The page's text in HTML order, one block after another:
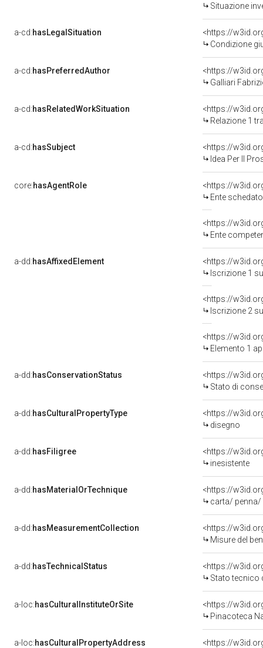
Situazione
a-cd:hasLegalSituation
<https://
Condizione
a-cd:hasPreferredAuthor
<https://
Galliari
a-cd:hasRelatedWorkSituation
Relazione 1
a-cd:hasSubject
<https://
Idea Per Il
core:hasAgentRole
<https://
Ente schedatore del
<https://
Ente competente
a-dd:hasAffixedElement
<https://
Iscrizione 1
<https://
Iscrizione 2
<https://
Elemento 1
a-dd:hasConservationStatus
<https://
Stato di
a-dd:hasCulturalPropertyType
<https://
disegno
a-dd:hasFiligree
<https://
inesistente
a-dd:hasMaterialOrTechnique
<https://
carta/
a-dd:hasMeasurementCollection
<https://
Misure del
a-dd:hasTechnicalStatus
<https://
Stato tecnico
a-loc:hasCulturalInstituteOrSite
<https://
Pinacoteca
a-loc:hasCulturalPropertyAddress
<https://